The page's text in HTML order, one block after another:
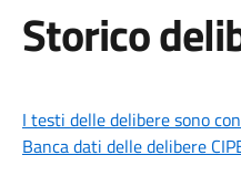
Storico
I testi delle delibere sono
Banca dati delle delibere